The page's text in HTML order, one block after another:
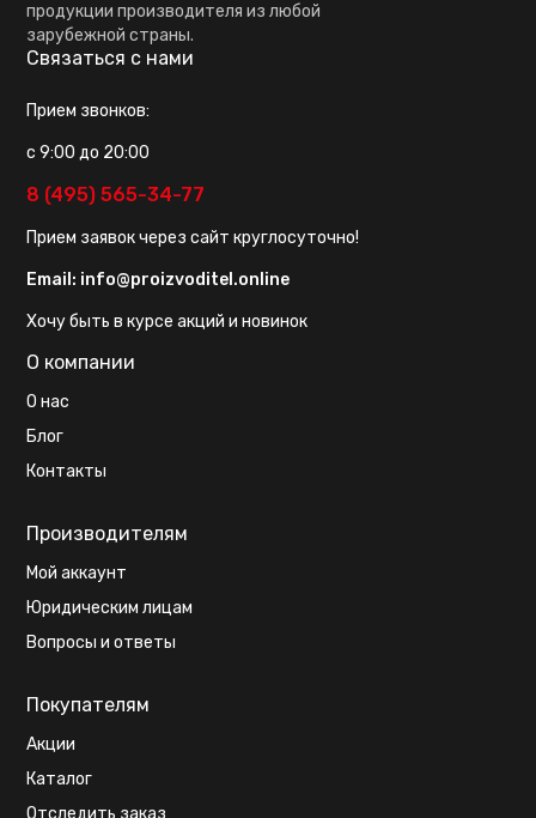
продукции производителя из любой
зарубежной страны.
Связаться с нами
Прием звонков:
с 9:00 до 20:00
8 (495) 565-34-77
Прием заявок через сайт круглосуточно!
Email: info@proizvoditel.online
Хочу быть в курсе акций и новинок
О компании
О нас
Блог
Контакты
Производителям
Мой аккаунт
Юридическим лицам
Вопросы и ответы
Покупателям
Акции
Каталог
Отследить заказ